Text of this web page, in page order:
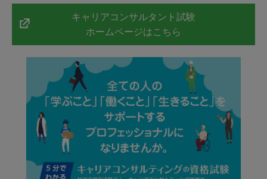
キャリアコンサルタント試験
ホームページはこちら